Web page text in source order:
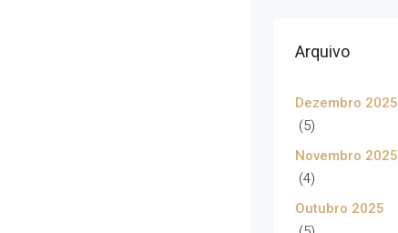
Arquivo
Dezembro 2025
(5)
Novembro 2025
(4)
Outubro 2025